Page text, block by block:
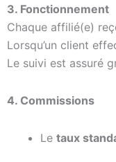
3. Fonctionnement
Chaque affilié(e)
Lorsqu’un client
Le suivi est assuré
4. Commissions
Le taux